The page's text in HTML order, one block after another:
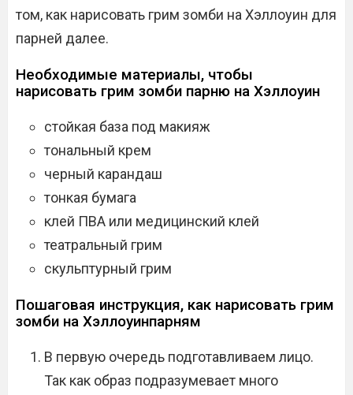
том, как нарисовать грим зомби на Хэллоуин для
парней далее.
Необходимые материалы, чтобы
нарисовать грим зомби парню на Хэллоуин
стойкая база под макияж
тональный крем
черный карандаш
тонкая бумага
клей ПВА или медицинский клей
театральный грим
скульптурный грим
Пошаговая инструкция, как нарисовать грим
зомби на Хэллоуинпарням
В первую очередь подготавливаем лицо.
Так как образ подразумевает много